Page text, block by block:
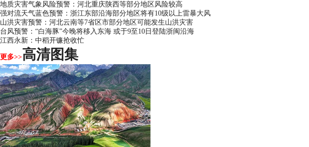
地质灾害气象风险预警：河北重庆陕西等部分地区风险较高
强对流天气蓝色预警：浙江东部沿海部分地区将有10级以上雷暴大风
山洪灾害预警：河北云南等7省区市部分地区可能发生山洪灾害
台风预警：“白海豚”今晚将移入东海 或于9至10日登陆浙闽沿海
江西永新：中稻开镰抢收忙
更多>>高清图集